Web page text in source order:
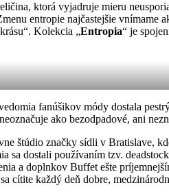
ktorá vyjadruje mieru
entropie najčastejšie vnímame
Kolekcia „Entropia“ je
fanúšikov módy dostala
ako bezodpadové, ani
štúdio značky sídli v Bratislave,
dostali používaním tzv.
a doplnkov Buffet ešte
cítite každý deň dobre,